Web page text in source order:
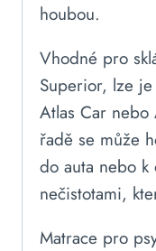
houbou.
Vhodné pro
Superior, lze
Atlas Car
řadě se může
do auta nebo
nečistotami,
Matrace pro